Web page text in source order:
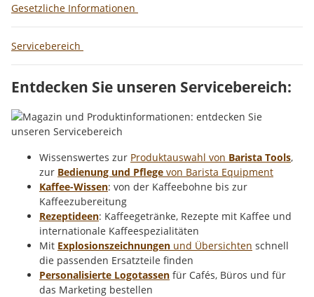
Gesetzliche Informationen
Servicebereich
Entdecken Sie unseren Servicebereich:
Wissenswertes zur Produktauswahl von Barista Tools,
zur Bedienung und Pflege von Barista Equipment
Kaffee-Wissen: von der Kaffeebohne bis zur
Kaffeezubereitung
Rezeptideen: Kaffeegetränke, Rezepte mit Kaffee und
internationale Kaffeespezialitäten
Mit Explosionszeichnungen und Übersichten schnell
die passenden Ersatzteile finden
Personalisierte Logotassen für Cafés, Büros und für
das Marketing bestellen